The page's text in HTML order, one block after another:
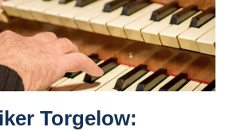
Torgelow: